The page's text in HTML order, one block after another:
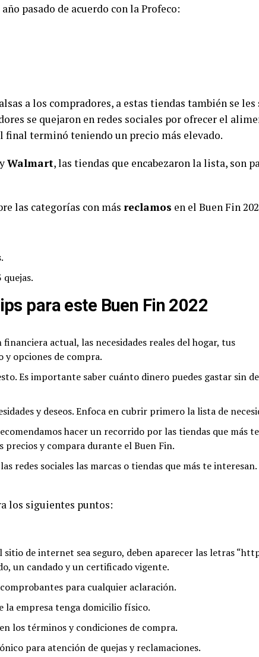
pasado de acuerdo con la Profeco:
a los compradores, a estas tiendas también se les
se quejaron en redes sociales por ofrecer el
final terminó teniendo un precio más elevado.
Walmart, las tiendas que encabezaron la lista, son
las categorías con más reclamos en el Buen Fin
para este Buen Fin 2022
actual, las necesidades reales del hogar, tus
y opciones de compra.
Es importante saber cuánto dinero puedes gastar sin
y deseos. Enfoca en cubrir primero la lista de
hacer un recorrido por las tiendas que más te
precios y compara durante el Buen Fin.
redes sociales las marcas o tiendas que más te interesan.
los siguientes puntos:
sitio de internet sea seguro, deben aparecer las letras
un candado y un certificado vigente.
para cualquier aclaración.
la empresa tenga domicilio físico.
los términos y condiciones de compra.
para atención de quejas y reclamaciones.